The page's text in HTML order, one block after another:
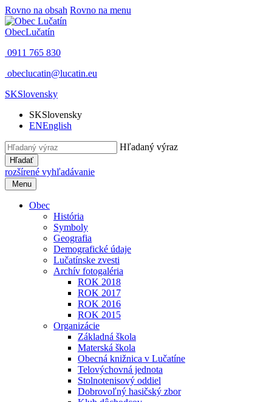
Rovno na obsah Rovno na menu
ObecLučatín
0911 765 830
obeclucatin@lucatin.eu
SKSlovensky
SKSlovensky
ENEnglish
Hľadaný výraz
Hľadať
rozšírené vyhľadávanie
Menu
Obec
História
Symboly
Geografia
Demografické údaje
Lučatínske zvesti
Archív fotogaléria
ROK 2018
ROK 2017
ROK 2016
ROK 2015
Organizácie
Základná škola
Materská škola
Obecná knižnica v Lučatíne
Telovýchovná jednota
Stolnotenisový oddiel
Dobrovoľný hasičský zbor